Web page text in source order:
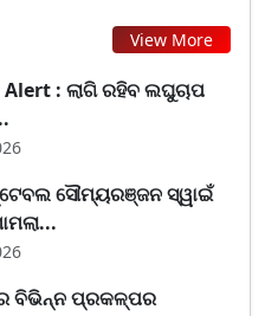
View More
Alert : ଲାଗି ରହିବ ଲଘୁଚାପ
ସୌମ୍ୟରଞ୍ଜନ ସ୍ୱାଇଁ
ବିଭିନ୍ନ ପ୍ରକଳ୍ପର